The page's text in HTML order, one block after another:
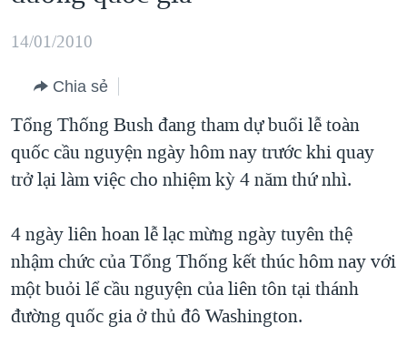
chính
hướng
chính
Đi
"Tìm"
THẾ GIỚI
DIỄN ĐÀN
MỤC
TỰ DO BÁO CHÍ
VẠCH TRẦN TIN GIẢ
NGƯỜI VIỆT HẢI NGOẠI
ĐỜI SỐNG
KINH TẾ
KHOA HỌC
CHUYÊN ĐỀ
CHIẾN TRANH THƯƠNG MẠI CỦA MỸ: QUÁ KHỨ VÀ HIỆN
HÀNH TRÌNH BẦU CỬ 2024
MỘT NĂM CHIẾN TRANH TẠI DẢI GAZA
GIẢI MÃ VÀNH ĐAI & CON ĐƯỜNG
HỌC TIẾNG ANH
VIDEO
NGHE
MẠNG XÃ HỘI
14/01/2010
Chia sẻ
Tổng Thống Bush đang tham dự buổi lễ toàn
quốc cầu nguyện ngày hôm nay trước khi quay
trở lại làm việc cho nhiệm kỳ 4 năm thứ nhì.
4 ngày liên hoan lễ lạc mừng ngày tuyên thệ
nhậm chức của Tổng Thống kết thúc hôm nay với
một buỏi lể cầu nguyện của liên tôn tại thánh
đường quốc gia ở thủ đô Washington.